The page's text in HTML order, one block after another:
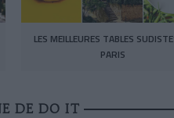
LES MEILLEURES TABLES
PARIS
DE DO IT